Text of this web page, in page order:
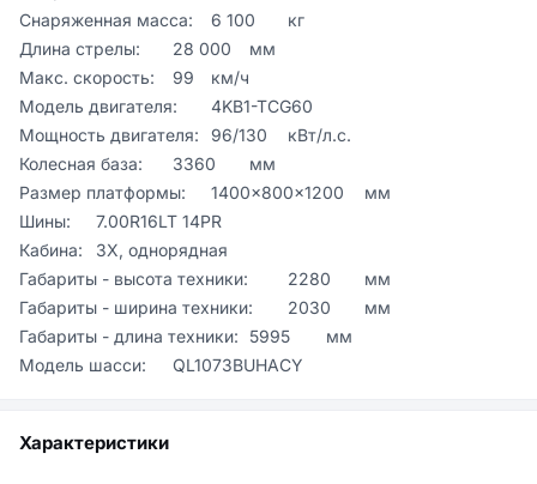
Снаряженная масса:	6 100	кг
Длина стрелы:	28 000	мм
Макс. скорость:	99	км/ч
Модель двигателя:	4KB1-TCG60
Мощность двигателя:	96/130	кВт/л.с.
Колесная база:	3360	мм
Размер платформы:	1400×800×1200	мм
Шины:	7.00R16LT 14PR
Кабина:	3X, однорядная
Габариты - высота техники:	2280	мм
Габариты - ширина техники:	2030	мм
Габариты - длина техники:	5995	мм
Характеристики